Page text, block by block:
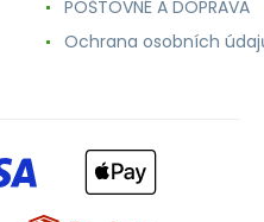
POŠTOVNÉ A DOPRAVA
Ochrana osobních